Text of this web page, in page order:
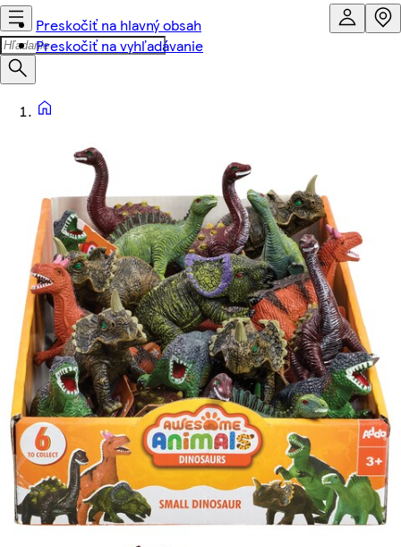
Preskočiť na hlavný obsah
Preskočiť na vyhľadávanie